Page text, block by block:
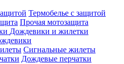
Термобелье с защитой
Прочая мотозащита
Дождевики и жилетки
Сигнальные жилеты
Дождевые перчатки